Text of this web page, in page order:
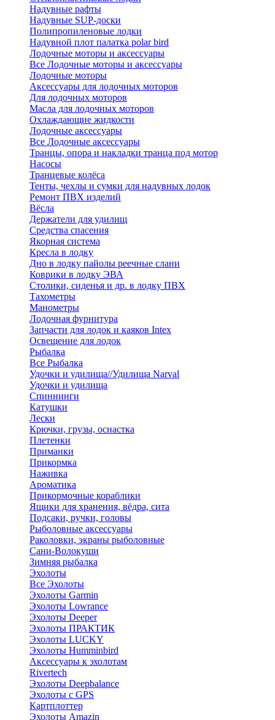
Надувные рафты
Надувные SUP-доски
Полипропиленовые лодки
Надувной плот палатка polar bird
Лодочные моторы и аксессуары
Все Лодочные моторы и аксессуары
Лодочные моторы
Аксессуары для лодочных моторов
Для лодочных моторов
Масла для лодочных моторов
Охлаждающие жидкости
Лодочные аксессуары
Все Лодочные аксессуары
Транцы, опора и накладки транца под мотор
Насосы
Транцевые колёса
Тенты, чехлы и сумки для надувных лодок
Ремонт ПВХ изделий
Вёсла
Держатели для удилищ
Средства спасения
Якорная система
Кресла в лодку
Дно в лодку пайолы реечные слани
Коврики в лодку ЭВА
Столики, сиденья и др. в лодку ПВХ
Тахометры
Манометры
Лодочная фурнитура
Запчасти для лодок и каяков Intex
Освещение для лодок
Рыбалка
Все Рыбалка
Удочки и удилища//Удилища Narval
Удочки и удилища
Спиннинги
Катушки
Лески
Крючки, грузы, оснастка
Плетенки
Приманки
Прикормка
Наживка
Ароматика
Прикормочные кораблики
Ящики для хранения, вёдра, сита
Подсаки, ручки, головы
Рыболовные аксессуары
Раколовки, экраны рыболовные
Сани-Волокуши
Зимняя рыбалка
Эхолоты
Все Эхолоты
Эхолоты Garmin
Эхолоты Lowrance
Эхолоты Deeper
Эхолоты ПРАКТИК
Эхолоты LUCKY
Эхолоты Humminbird
Аксессуары к эхолотам
Rivertech
Эхолоты Deepbalance
Эхолоты с GPS
Картплоттер
Эхолоты Amazin